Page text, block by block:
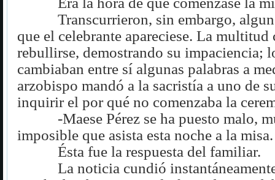
Transcurrieron, sin embargo,
que el celebrante apareciese. La multitud
rebullirse, demostrando su impaciencia;
cambiaban entre sí algunas palabras a
arzobispo mandó a la sacristía a uno de
inquirir el por qué no comenzaba la
-Maese Pérez se ha puesto malo,
imposible que asista esta noche a la misa.
Ésta fue la respuesta del familiar.
La noticia cundió